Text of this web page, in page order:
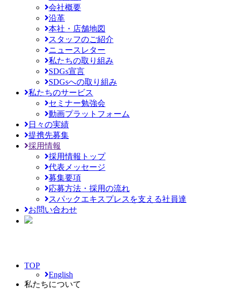
会社概要
沿革
本社・店舗地図
スタッフのご紹介
ニュースレター
私たちの取り組み
SDGs宣言
SDGsへの取り組み
私たちのサービス
セミナー勉強会
動画プラットフォーム
日々の実績
提携先募集
採用情報
採用情報トップ
代表メッセージ
募集要項
応募方法・採用の流れ
スパックエキスプレスを支える社員達
お問い合わせ
TOP
English
私たちについて